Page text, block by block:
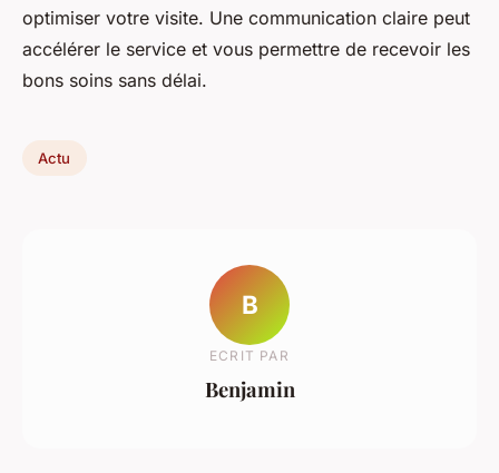
optimiser votre visite. Une communication claire peut
accélérer le service et vous permettre de recevoir les
bons soins sans délai.
Actu
B
ECRIT PAR
Benjamin